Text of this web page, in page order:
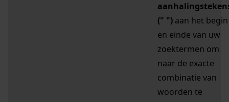
(" ") aan het begin
en einde van uw
zoektermen om
naar de exacte
combinatie van
woorden te